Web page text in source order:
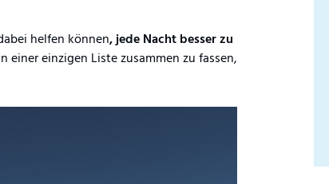
helfen können, jede Nacht besser zu
einer einzigen Liste zusammen zu fassen,